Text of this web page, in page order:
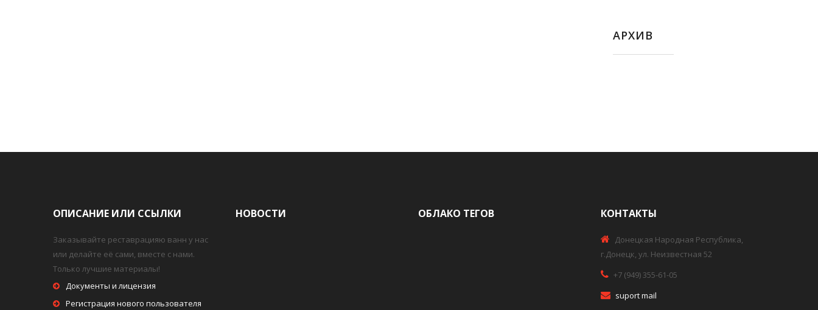
АРХИВ
ОПИСАНИЕ ИЛИ ССЫЛКИ
Заказывайте реставрацияю ванн у нас
или делайте её сами, вместе с нами.
Только лучшие материалы!
Документы и лицензия
Регистрация нового пользователя
НОВОСТИ ОБЛАКО ТЕГОВ КОНТАКТЫ
Донецкая Народная Республика,
г.Донецк, ул. Неизвестная 52
+7 (949) 355-61-05
suport mail